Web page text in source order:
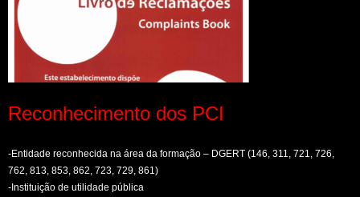
Reconhecimento dos PCI
-Entidade reconhecida na área da formação – DGERT (146, 311, 721, 726,
762, 813, 853, 862, 723, 729, 861)
-Instituição de utilidade pública